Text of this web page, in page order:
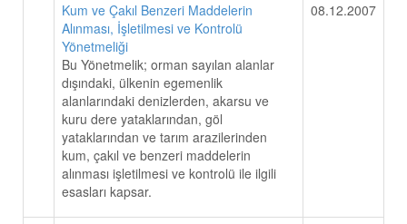
Kum ve Çakıl Benzeri Maddelerin
Alınması, İşletilmesi ve Kontrolü
Yönetmeliği
Bu Yönetmelik; orman sayılan alanlar
dışındaki, ülkenin egemenlik
alanlarındaki denizlerden, akarsu ve
kuru dere yataklarından, göl
yataklarından ve tarım arazilerinden
kum, çakıl ve benzeri maddelerin
alınması işletilmesi ve kontrolü ile ilgili
esasları kapsar.
08.12.2007